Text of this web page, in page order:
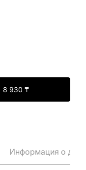
8 930 ₸
Информация о